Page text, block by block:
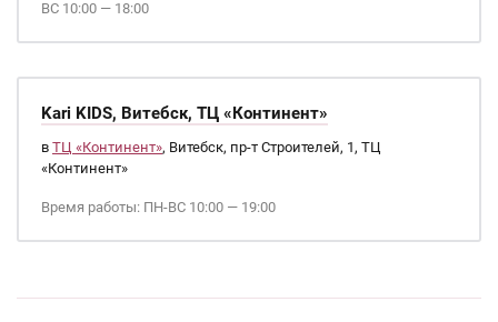
ВС 10:00 — 18:00
Kari KIDS, Витебск, ТЦ «Континент»
в ТЦ «Континент», Витебск, пр-т Строителей, 1, ТЦ
«Континент»
Время работы: ПН-ВС 10:00 — 19:00
Страницы